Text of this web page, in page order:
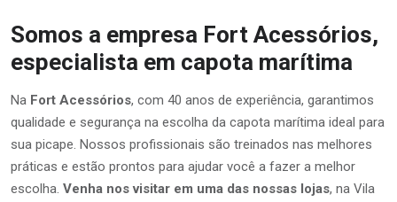
Somos a empresa Fort Acessórios,
especialista em capota marítima
Na Fort Acessórios, com 40 anos de experiência, garantimos
qualidade e segurança na escolha da capota marítima ideal para
sua picape. Nossos profissionais são treinados nas melhores
práticas e estão prontos para ajudar você a fazer a melhor
escolha. Venha nos visitar em uma das nossas lojas, na Vila